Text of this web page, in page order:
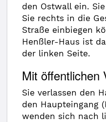
den Ostwall ein.
Sie rechts in die
Straße einbiegen
Henßler-Haus ist
der linken Seite.
Mit öffentlichen
Sie verlassen den
den Haupteingang
wenden sich nach